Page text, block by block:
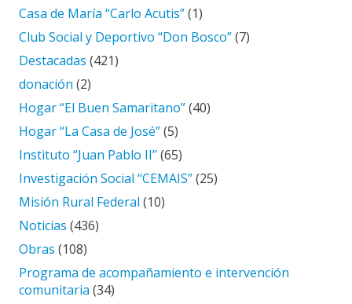
Casa de María “Carlo Acutis”(1)
Club Social y Deportivo “Don Bosco”(7)
Destacadas (421)
donación (2)
Hogar “El Buen Samaritano”(40)
Hogar “La Casa de José”(5)
Instituto “Juan Pablo II”(65)
Investigación Social “CEMAIS”(25)
Misión Rural Federal (10)
Noticias (436)
Obras (108)
Programa de acompañamiento e intervención
comunitaria (34)